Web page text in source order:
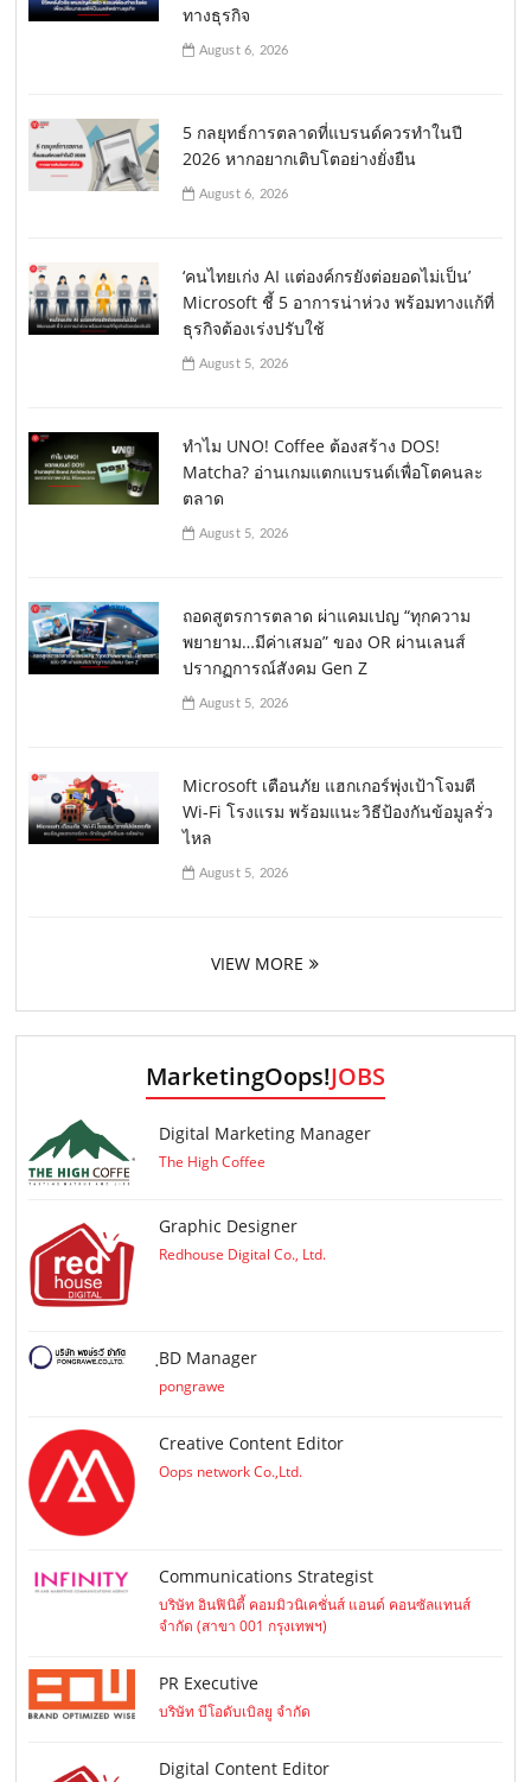
ทางธุรกิจ
August 6, 2026
5 กลยุทธ์การตลาดที่แบรนด์ควรทำในปี
2026 หากอยากเติบโตอย่างยั่งยืน
August 6, 2026
‘คนไทยเก่ง AI แต่องค์กรยังต่อยอดไม่เป็น’
Microsoft ชี้ 5 อาการน่าห่วง พร้อมทางแก้ที่
ธุรกิจต้องเร่งปรับใช้
August 5, 2026
ทำไม UNO! Coffee ต้องสร้าง DOS!
Matcha? อ่านเกมแตกแบรนด์เพื่อโตคนละ
ตลาด
August 5, 2026
ถอดสูตรการตลาด ผ่าแคมเปญ “ทุกความ
พยายาม…มีค่าเสมอ” ของ OR ผ่านเลนส์
ปรากฏการณ์สังคม Gen Z
August 5, 2026
Microsoft เตือนภัย แฮกเกอร์พุ่งเป้าโจมตี
Wi-Fi โรงแรม พร้อมแนะวิธีป้องกันข้อมูลรั่ว
ไหล
August 5, 2026
VIEW MORE
MarketingOops!JOBS
Digital Marketing Manager
The High Coffee
Graphic Designer
Redhouse Digital Co., Ltd.
ฺBD Manager
pongrawe
Creative Content Editor
Oops network Co.,Ltd.
Communications Strategist
บริษัท อินฟินิตี้ คอมมิวนิเคชั่นส์ แอนด์ คอนซัลแทนส์
จำกัด (สาขา 001 กรุงเทพฯ)
PR Executive
บริษัท บีโอดับเบิลยู จำกัด
Digital Content Editor